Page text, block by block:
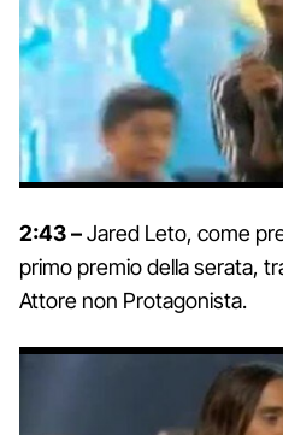
2:43 –Jared Leto, come
primo premio della serata,
Attore non Protagonista.